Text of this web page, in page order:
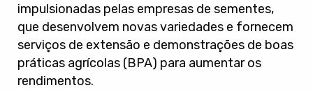
impulsionadas pelas empresas de sementes,
que desenvolvem novas variedades e fornecem
serviços de extensão e demonstrações de boas
práticas agrícolas (BPA) para aumentar os
rendimentos.